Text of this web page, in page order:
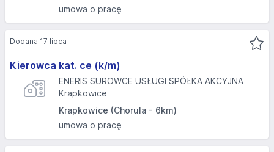
umowa o pracę
Kierowca kat. ce (k/m)
ENERIS SUROWCE USŁUGI SPÓŁKA AKCYJNA
Krapkowice
Krapkowice (Chorula - 6km)
umowa o pracę
Dodana 17 lipca